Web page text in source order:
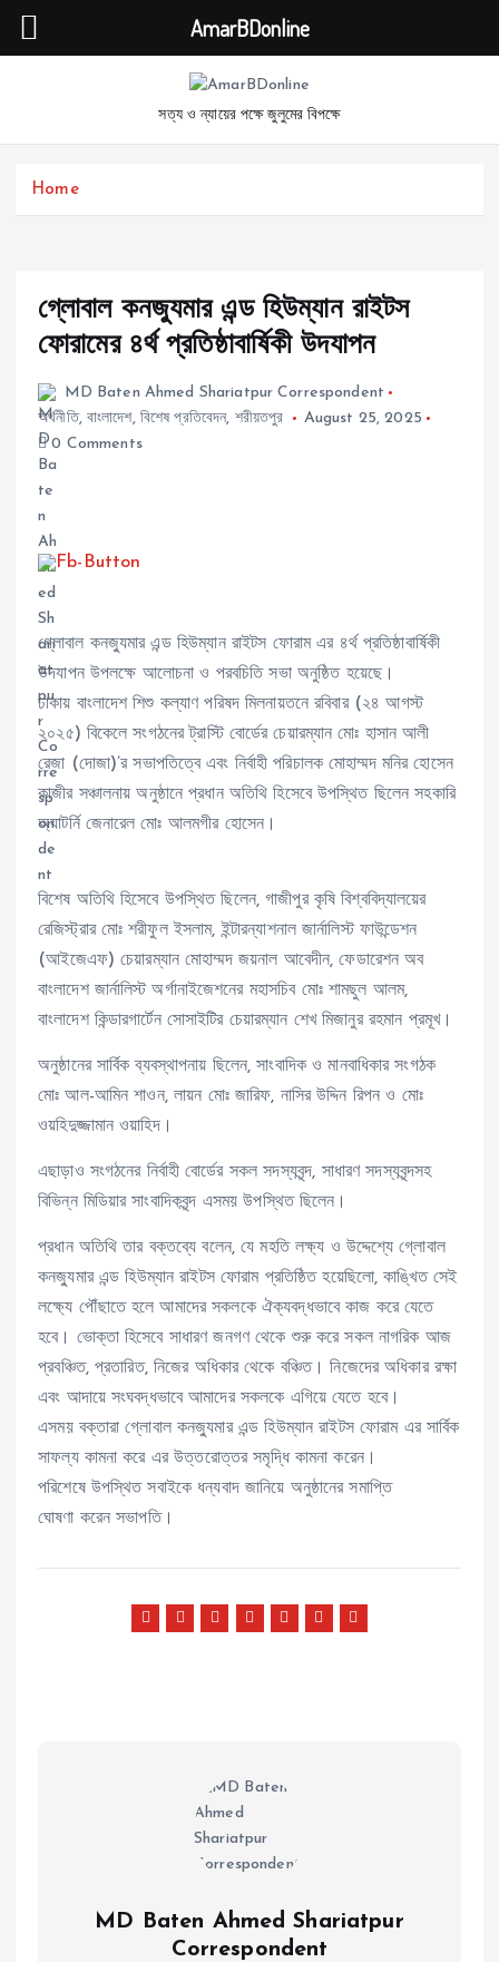
p
সত্য ও ন্যায়ের পক্ষে জুলুমের বিপক্ষে
Home
গ্লোবাল কনজ্যুমার এন্ড হিউম্যান রাইটস
ফোরামের ৪র্থ প্রতিষ্ঠাবার্ষিকী উদযাপন
MD Baten Ahmed Shariatpur Correspondent
অর্থনীতি, বাংলাদেশ, বিশেষ প্রতিবেদন, শরীয়তপুর
August 25, 2025
0 Comments
গ্লোবাল কনজ্যুমার এন্ড হিউম্যান রাইটস ফোরাম এর ৪র্থ প্রতিষ্ঠাবার্ষিকী
উদযাপন উপলক্ষে আলোচনা ও পরবচিতি সভা অনুষ্ঠিত হয়েছে।
ঢাকায় বাংলাদেশ শিশু কল্যাণ পরিষদ মিলনায়তনে রবিবার (২৪ আগস্ট
২০২৫) বিকেলে সংগঠনের ট্রাস্টি বোর্ডের চেয়ারম্যান মোঃ হাসান আলী
রেজা (দোজা)’র সভাপতিত্বে এবং নির্বাহী পরিচালক মোহাম্মদ মনির হোসেন
কাজীর সঞ্চালনায় অনুষ্ঠানে প্রধান অতিথি হিসেবে উপস্থিত ছিলেন সহকারি
অ্যাটর্নি জেনারেল মোঃ আলমগীর হোসেন।
বিশেষ অতিথি হিসেবে উপস্থিত ছিলেন, গাজীপুর কৃষি বিশ্ববিদ্যালয়ের
রেজিস্ট্রার মোঃ শরীফুল ইসলাম, ইন্টারন্যাশনাল জার্নালিস্ট ফাউন্ডেশন
(আইজেএফ) চেয়ারম্যান মোহাম্মদ জয়নাল আবেদীন, ফেডারেশন অব
বাংলাদেশ জার্নালিস্ট অর্গানাইজেশনের মহাসচিব মোঃ শামছুল আলম,
বাংলাদেশ কিন্ডারগার্টেন সোসাইটির চেয়ারম্যান শেখ মিজানুর রহমান প্রমূখ।
অনুষ্ঠানের সার্বিক ব্যবস্থাপনায় ছিলেন, সাংবাদিক ও মানবাধিকার সংগঠক
মোঃ আল-আমিন শাওন, লায়ন মোঃ জারিফ, নাসির উদ্দিন রিপন ও মোঃ
ওয়হিদুজ্জামান ওয়াহিদ।
এছাড়াও সংগঠনের নির্বাহী বোর্ডের সকল সদস্যবৃন্দ, সাধারণ সদস্যবৃন্দসহ
বিভিন্ন মিডিয়ার সাংবাদিকবৃন্দ এসময় উপস্থিত ছিলেন।
প্রধান অতিথি তার বক্তব্যে বলেন, যে মহতি লক্ষ্য ও উদ্দেশ্যে গ্লোবাল
কনজ্যুমার এন্ড হিউম্যান রাইটস ফোরাম প্রতিষ্ঠিত হয়েছিলো, কাঙ্খিত সেই
লক্ষ্যে পৌঁছাতে হলে আমাদের সকলকে ঐক্যবদ্ধভাবে কাজ করে যেতে
হবে। ভোক্তা হিসেবে সাধারণ জনগণ থেকে শুরু করে সকল নাগরিক আজ
প্রবঞ্চিত, প্রতারিত, নিজের অধিকার থেকে বঞ্চিত। নিজেদের অধিকার রক্ষা
এবং আদায়ে সংঘবদ্ধভাবে আমাদের সকলকে এগিয়ে যেতে হবে।
এসময় বক্তারা গ্লোবাল কনজ্যুমার এন্ড হিউম্যান রাইটস ফোরাম এর সার্বিক
সাফল্য কামনা করে এর উত্তরোত্তর সমৃদ্ধি কামনা করেন।
পরিশেষে উপস্থিত সবাইকে ধন্যবাদ জানিয়ে অনুষ্ঠানের সমাপ্তি
ঘোষণা করেন সভাপতি।
MD Baten Ahmed Shariatpur
Correspondent
AmarBDonline